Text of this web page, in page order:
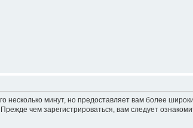
минут, но предоставляет вам более
чем зарегистрироваться, вам следует